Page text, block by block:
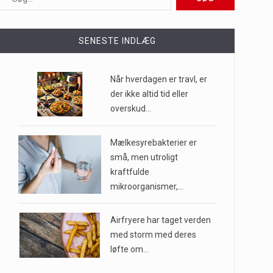
af mennesker…
til…
SENESTE INDLÆG
Når hverdagen er travl, er
der ikke altid tid eller
overskud…
Mælkesyrebakterier er
små, men utroligt
kraftfulde
mikroorganismer,…
Airfryere har taget verden
med storm med deres
løfte om…